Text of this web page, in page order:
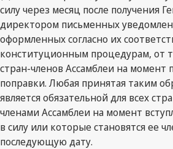
силу через месяц после получения
директором письменных
оформленных согласно их
конституционным процедурам, от
стран-членов Ассамблеи на момент
поправки. Любая принятая таким
является обязательной для всех
членами Ассамблеи на момент
в силу или которые становятся ее
последующую дату.